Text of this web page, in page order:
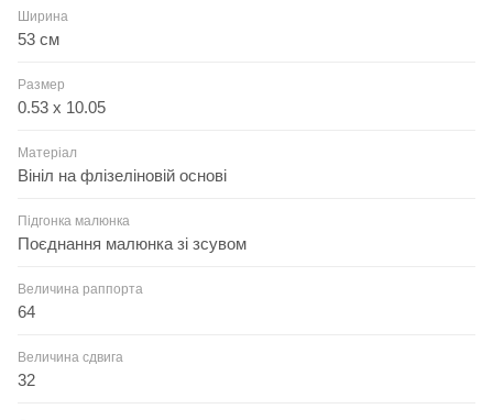
Ширина
53 см
Размер
0.53 x 10.05
Матеріал
Вініл на флізеліновій основі
Підгонка малюнка
Поєднання малюнка зі зсувом
Величина раппорта
64
Величина сдвига
32